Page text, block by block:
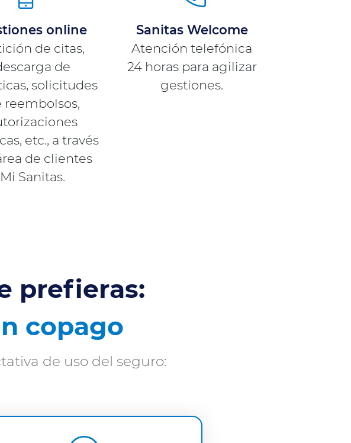
online
de citas,
de
solicitudes
reembolsos,
etc., a través
de clientes
Mi Sanitas.
Sanitas Welcome
Atención telefónica
24 horas para agilizar
gestiones.
prefieras:
copago
de uso del seguro: